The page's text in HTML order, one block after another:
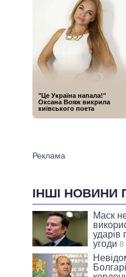
ІНШІ НОВИНИ
Маск
ударів
угоди 8